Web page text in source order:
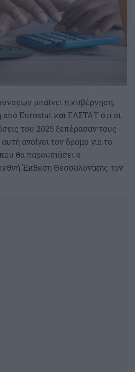
μπαίνει η κυβέρνηση,
από Eurostat και ΕΛΣΤΑΤ ότι οι
του 2025 ξεπέρασαν τους
ανοίγει τον δρόμο για το
θα παρουσιάσει ο
Έκθεση Θεσσαλονίκης τον